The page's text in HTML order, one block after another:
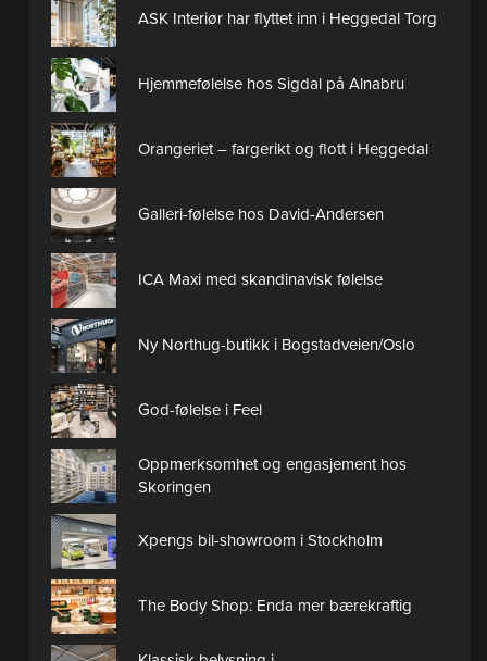
ASK Interiør har flyttet inn i Heggedal Torg
Hjemmefølelse hos Sigdal på Alnabru
Orangeriet – fargerikt og flott i Heggedal
Galleri-følelse hos David-Andersen
ICA Maxi med skandinavisk følelse
Ny Northug-butikk i Bogstadveien/Oslo
God-følelse i Feel
Oppmerksomhet og engasjement hos
Skoringen
Xpengs bil-showroom i Stockholm
The Body Shop: Enda mer bærekraftig